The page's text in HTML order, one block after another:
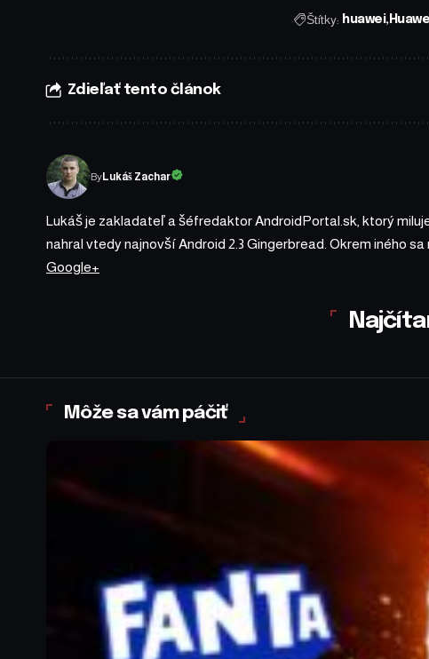
Štítky: huawei
Zdieľať tento článok
ByLukáš Zachar
Lukáš je zakladateľ a šéfredaktor AndroidPortal.sk, ktorý
nahral vtedy najnovší Android 2.3 Gingerbread. Okrem iného
Google+
Môže sa vám páčiť